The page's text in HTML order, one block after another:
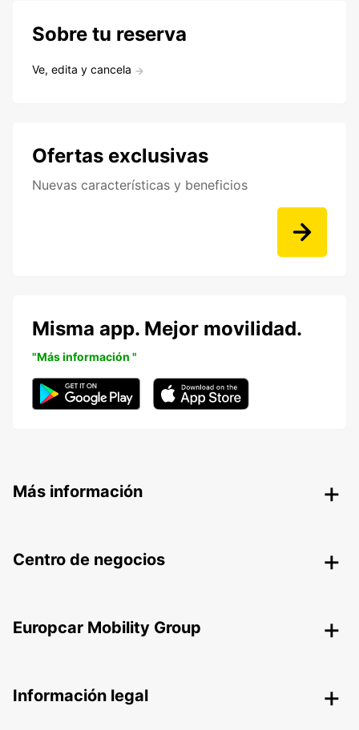
Sobre tu reserva
Ve, edita y cancela
Ofertas exclusivas
Nuevas características y beneficios
Misma app. Mejor movilidad.
"Más información "
Más información
Centro de negocios
Europcar Mobility Group
Información legal